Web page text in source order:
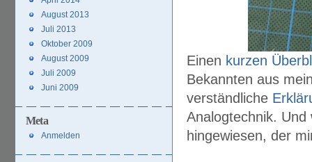
Einen kurzen
Bekannten aus
verständliche
Analogtechnik.
hingewiesen, der
August 2013
Juli 2013
Oktober 2009
August 2009
Juli 2009
Juni 2009
Meta
Anmelden